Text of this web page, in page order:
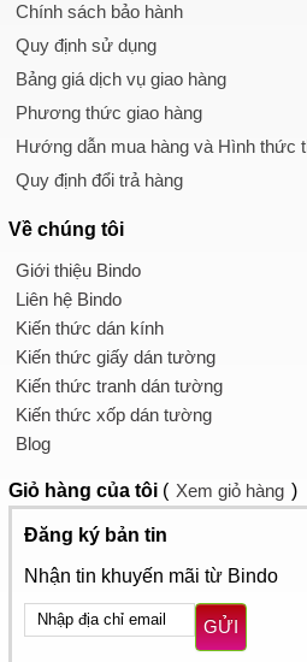
Chính sách bảo hành
Quy định sử dụng
Bảng giá dịch vụ giao hàng
Phương thức giao hàng
Hướng dẫn mua hàng và Hình thức
Quy định đổi trả hàng
Về chúng tôi
Giới thiệu Bindo
Liên hệ Bindo
Kiến thức dán kính
Kiến thức giấy dán tường
Kiến thức tranh dán tường
Kiến thức xốp dán tường
Blog
Giỏ hàng của tôi ( Xem giỏ hàng )
Đăng ký bản tin
Nhận tin khuyến mãi từ Bindo
GỬI